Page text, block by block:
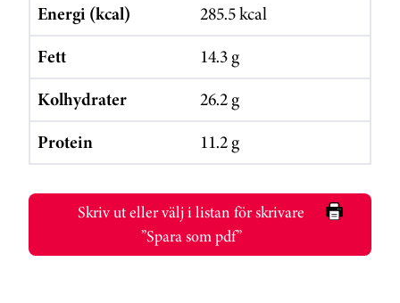
Energi (kcal)
285.5 kcal
Fett
14.3 g
Kolhydrater
26.2 g
Protein
11.2 g
Skriv ut eller välj i listan för skrivare
”Spara som pdf”